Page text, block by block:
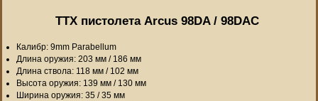
ТТХ пистолета Arcus 98DA / 98DAC
Калибр: 9mm Parabellum
Длина оружия: 203 мм / 186 мм
Длина ствола: 118 мм / 102 мм
Высота оружия: 139 мм / 130 мм
Ширина оружия: 35 / 35 мм